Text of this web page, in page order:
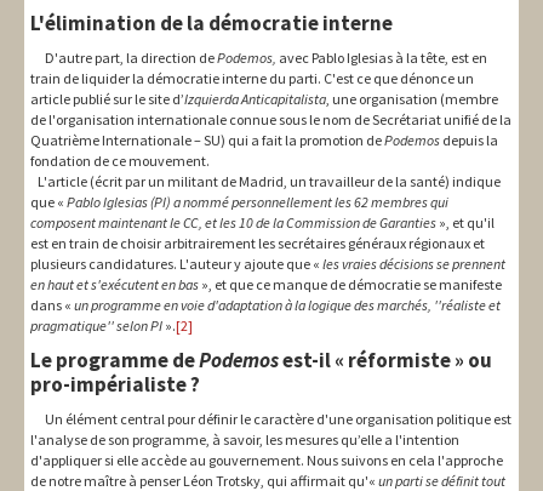
L'élimination de la démocratie interne
D'autre part, la direction dePodemos, avec Pablo Iglesias à la tête, est en
train de liquider la démocratie interne du parti. C'est ce que dénonce un
article publié sur le site d’Izquierda Anticapitalista, une organisation (membre
de l'organisation internationale connue sous le nom de Secrétariat unifié de la
Quatrième Internationale – SU) qui a fait la promotion dePodemos depuis la
fondation de ce mouvement.
L'article (écrit par un militant de Madrid, un travailleur de la santé) indique
que « Pablo Iglesias (PI) a nommé personnellement les 62 membres qui
composent maintenant le CC, et les 10 de la Commission de Garanties », et qu'il
est en train de choisir arbitrairement les secrétaires généraux régionaux et
plusieurs candidatures. L'auteur y ajoute que « les vraies décisions se prennent
en haut et s'exécutent en bas », et que ce manque de démocratie se manifeste
dans « un programme en voie d'adaptation à la logique des marchés, ''réaliste et
pragmatique'' selon PI ».[2]
Le programme dePodemosest-il « réformiste » ou
pro-impérialiste ?
Un élément central pour définir le caractère d'une organisation politique est
l'analyse de son programme, à savoir, les mesures qu’elle a l'intention
d'appliquer si elle accède au gouvernement. Nous suivons en cela l'approche
de notre maître à penser Léon Trotsky, qui affirmait qu'« un parti se définit tout